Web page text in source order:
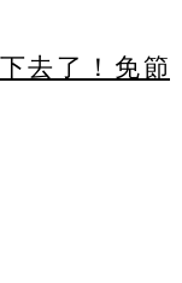
去了！免節